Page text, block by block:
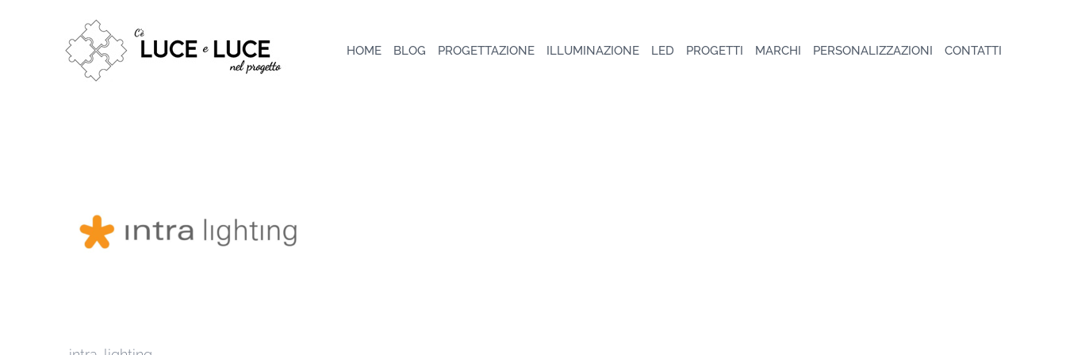
HOME BLOG PROGETTAZIONE ILLUMINAZIONE LED PROGETTI MARCHI PERSONALIZZAZIONI CONTATTI